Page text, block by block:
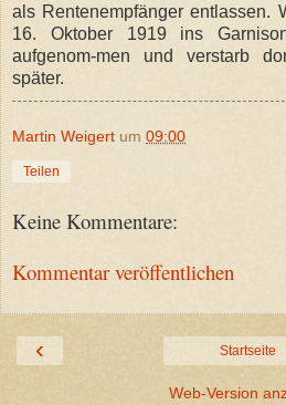
als Rentenempfänger entlassen.
16. Oktober 1919 ins
aufgenom-men und verstarb
später.
Martin Weigert um 09:00
Teilen
Keine Kommentare:
Kommentar veröffentlichen
‹ Startseite
Web-Version